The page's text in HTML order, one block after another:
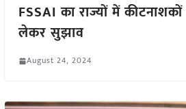
FSSAI का राज्यों में
लेकर सुझाव
August 24, 2024